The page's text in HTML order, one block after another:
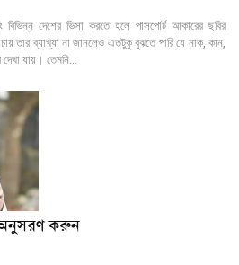
দেশের ভিসা করতে হলে পাসপোর্ট আকারের ছবির
তার ব্যাখ্যা না জানলেও এতটুকু বুঝতে পারি যে নাক, কান,
যায়। তেমনি…
অনুসরণ করুন